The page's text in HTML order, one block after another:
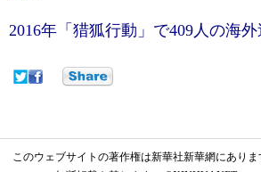
2016年「猎狐行動」で409人の海
このウェブサイトの著作権は新華社新華網にあり